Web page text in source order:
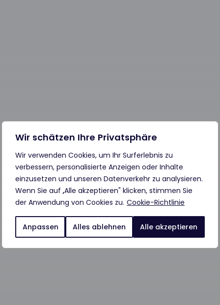
Wir schätzen Ihre Privatsphäre
Wir verwenden Cookies, um Ihr Surferlebnis zu
verbessern, personalisierte Anzeigen oder Inhalte
einzusetzen und unseren Datenverkehr zu analysieren.
Wenn Sie auf „Alle akzeptieren" klicken, stimmen Sie
der Anwendung von Cookies zu. Cookie-Richtlinie
Anpassen Alles ablehnen Alle akzeptieren